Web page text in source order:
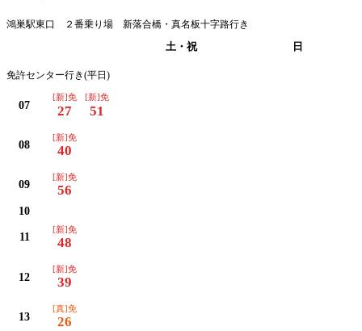
鴻巣駅東口 ２番乗り場 新落合橋・真名板十字路行き
土・祝 日
免許センター行き(平日)
07
[新]免
27
[新]免
51
08
[新]免
40
09
[新]免
56
10
11
[新]免
48
12
[新]免
39
13
[真]免
26